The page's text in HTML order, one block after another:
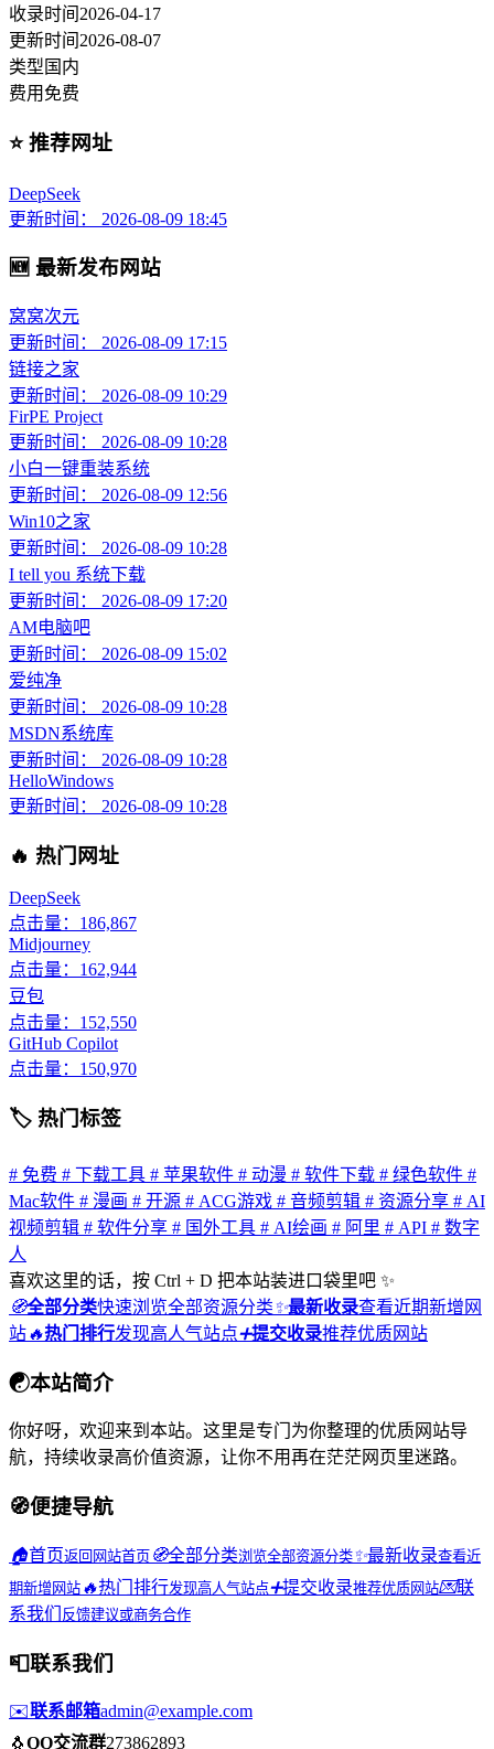
收录时间 2026-04-17
更新时间 2026-08-07
类型 国内
费用 免费
⭐ 推荐网址
DeepSeek
更新时间： 2026-08-09 18:45
🆕 最新发布网站
窝窝次元
更新时间： 2026-08-09 17:15
链接之家
更新时间： 2026-08-09 10:29
FirPE Project
更新时间： 2026-08-09 10:28
小白一键重装系统
更新时间： 2026-08-09 12:56
Win10之家
更新时间： 2026-08-09 10:28
I tell you 系统下载
更新时间： 2026-08-09 17:20
AM电脑吧
更新时间： 2026-08-09 15:02
爱纯净
更新时间： 2026-08-09 10:28
MSDN系统库
更新时间： 2026-08-09 10:28
HelloWindows
更新时间： 2026-08-09 10:28
🔥 热门网址
DeepSeek
点击量：186,867
Midjourney
点击量：162,944
豆包
点击量：152,550
GitHub Copilot
点击量：150,970
🏷 热门标签
# 免费 # 下载工具 # 苹果软件 # 动漫 # 软件下载 # 绿色软件 #
Mac软件 # 漫画 # 开源 # ACG游戏 # 音频剪辑 # 资源分享 # AI
视频剪辑 # 软件分享 # 国外工具 # AI绘画 # 阿里 # API # 数字
人
喜欢这里的话，按 Ctrl + D 把本站装进口袋里吧 ✨
🧭全部分类快速浏览全部资源分类✨最新收录查看近期新增网
站🔥热门排行发现高人气站点➕提交收录推荐优质网站
☯本站简介
你好呀，欢迎来到本站。这里是专门为你整理的优质网站导
航，持续收录高价值资源，让你不用再在茫茫网页里迷路。
🧭便捷导航
🏠首页返回网站首页 🧭全部分类浏览全部资源分类✨最新收录查看近
期新增网站 🔥热门排行发现高人气站点➕提交收录推荐优质网站💌联
系我们 反馈建议或商务合作
📮联系我们
✉️联系邮箱admin@example.com
🐧QQ交流群273862893